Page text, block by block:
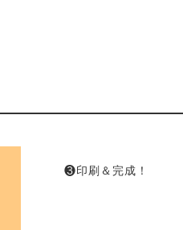
❸印刷＆完成！